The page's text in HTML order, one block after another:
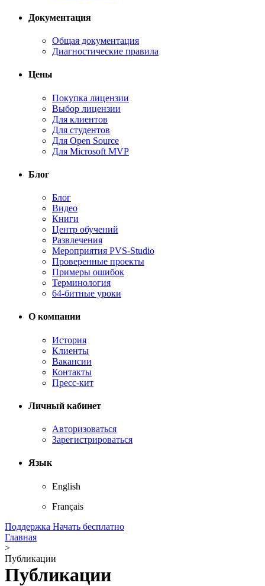
Документация
Общая документация
Диагностические правила
Цены
Покупка лицензии
Выбор лицензии
Для клиентов
Для студентов
Для Open Source
Для Microsoft MVP
Блог
Блог
Видео
Книги
Центр обучений
Развлечения
Мероприятия PVS-Studio
Проверенные проекты
Примеры ошибок
Терминология
64-битные уроки
О компании
История
Клиенты
Вакансии
Контакты
Пресс-кит
Личный кабинет
Авторизоваться
Зарегистрироваться
Язык
English
Français
Поддержка Начать бесплатно
Главная
>
Публикации
Публикации